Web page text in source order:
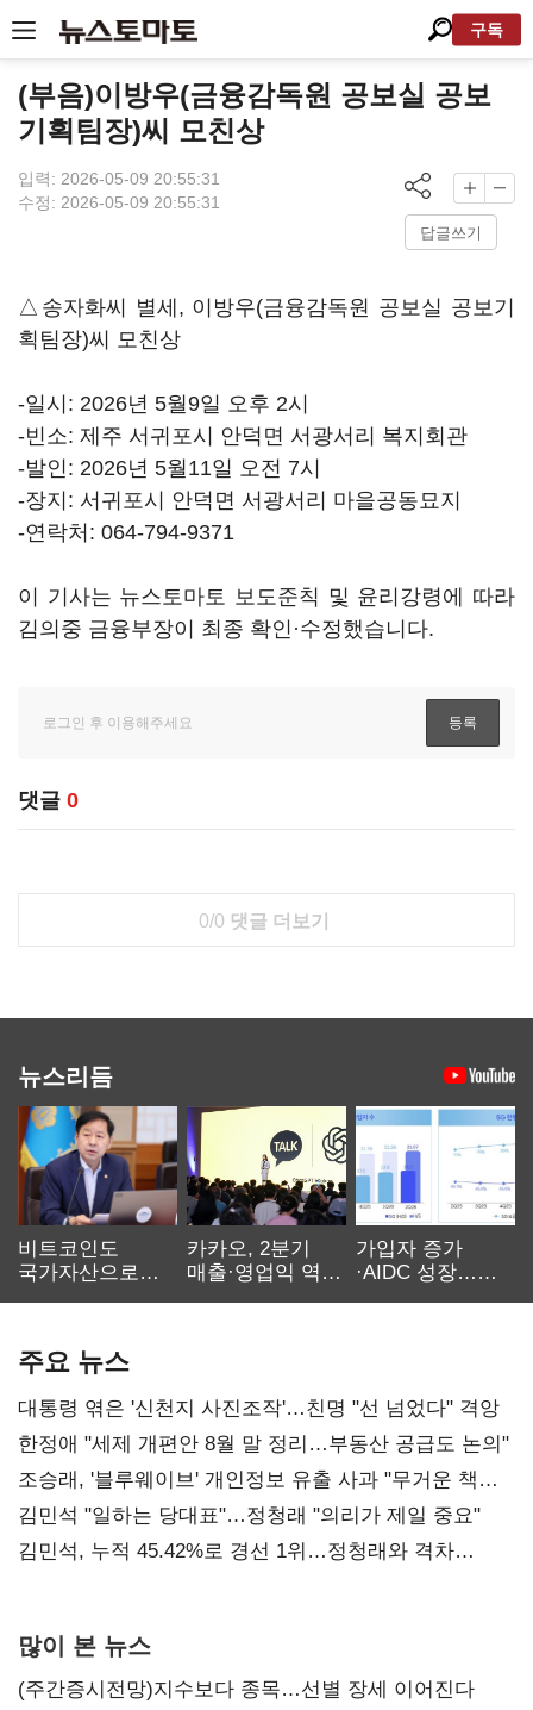
구독
(부음)이방우(금융감독원 공보실 공보
기획팀장)씨 모친상
입력: 2026-05-09 20:55:31
수정: 2026-05-09 20:55:31
답글쓰기
△송자화씨 별세, 이방우(금융감독원 공보실 공보기
획팀장)씨 모친상
-일시: 2026년 5월9일 오후 2시
-빈소: 제주 서귀포시 안덕면 서광서리 복지회관
-발인: 2026년 5월11일 오전 7시
-장지: 서귀포시 안덕면 서광서리 마을공동묘지
-연락처: 064-794-9371
이 기사는 뉴스토마토 보도준칙 및 윤리강령에 따라
김의중 금융부장이 최종 확인·수정했습니다.
댓글 0
0/0 댓글 더보기
뉴스리듬
비트코인도
국가자산으로…'
카카오, 2분기
매출·영업익 역대
가입자 증가
·AIDC 성장…
주요 뉴스
대통령 엮은 '신천지 사진조작'…친명 "선 넘었다" 격앙
한정애 "세제 개편안 8월 말 정리…부동산 공급도 논의"
조승래, '블루웨이브' 개인정보 유출 사과 "무거운 책임
통감"
김민석 "일하는 당대표"…정청래 "의리가 제일 중요"
김민석, 누적 45.42%로 경선 1위…정청래와 격차
많이 본 뉴스
(주간증시전망)지수보다 종목…선별 장세 이어진다